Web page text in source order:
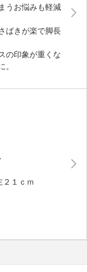
うお悩みも軽減
ばきが楽で脚長
の印象が重くな
。
さい。
らっと快適。
るので、年間を
ムは入っていな
にもおすすめ。
１ｃｍ
ウレタン１５％
テル５５％、綿４
、ポリエステ